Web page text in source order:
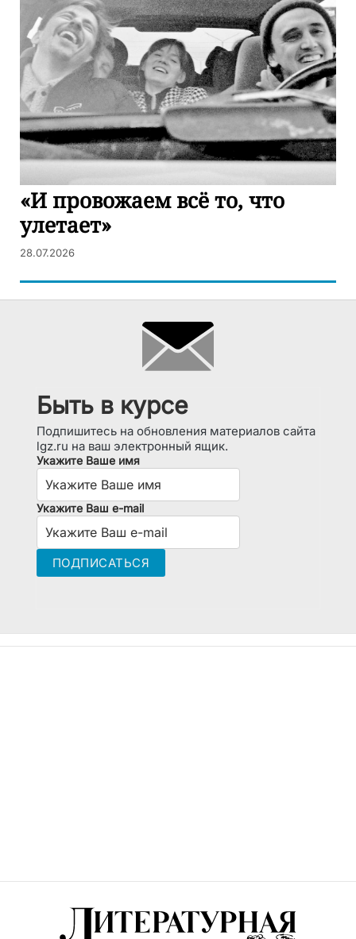
«И провожаем всё то, что
улетает»
28.07.2026
Быть в курсе
Подпишитесь на обновления материалов сайта
lgz.ru на ваш электронный ящик.
Укажите Ваше имя
Укажите Ваш e-mail